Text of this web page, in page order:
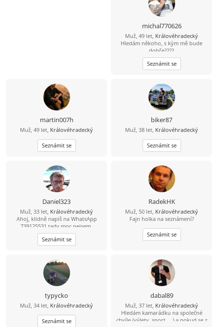
michal770626
Muž, 49 let, Královéhradecký
Hledám někoho, s kým mě bude
dobře????
Seznámit se
martin007h
Muž, 49 let, Královéhradecký
Seznámit se
biker87
Muž, 38 let, Královéhradecký
Seznámit se
Daniel323
Muž, 33 let, Královéhradecký
Ahoj, klidně napiš na WhatsApp
739125531 tady moc nejsem.
Seznámit se
RadekHK
Muž, 50 let, Královéhradecký
Fajn holka na seznámení?
Seznámit se
typycko
Muž, 34 let, Královéhradecký
Seznámit se
dabal89
Muž, 37 let, Královéhradecký
Hledám kamarádku na společné
chvíle (výlety, sport, ...) a pokud se z